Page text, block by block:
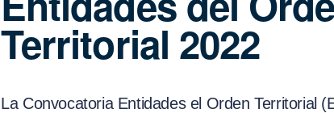
Territorial 2022
La Convocatoria Entidades el Orden Territorial